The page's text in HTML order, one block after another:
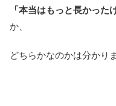
「本当はもっと長かった
か、
どちらかなのかは分かり